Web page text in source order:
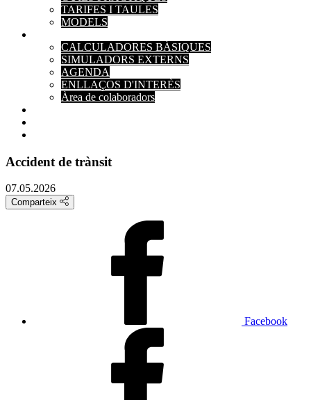
TARIFES I TAULES
MODELS
CALCULADORES BÀSIQUES
SIMULADORS EXTERNS
AGENDA
ENLLAÇOS D'INTERÈS
Àrea de colaboradors
Accident de trànsit
07.05.2026
Comparteix
Facebook